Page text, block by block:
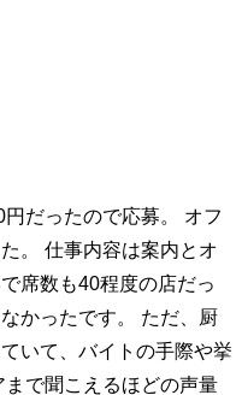
だったので応募。 オフ
。 仕事内容は案内とオ
席数も40程度の店だっ
かったです。 ただ、厨
いて、バイトの手際や挙
で聞こえるほどの声量